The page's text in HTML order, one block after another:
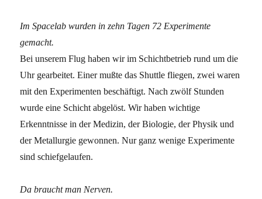
Im Spacelab wurden in zehn Tagen 72 Experimente
gemacht.
Bei unserem Flug haben wir im Schichtbetrieb rund um die
Uhr gearbeitet. Einer mußte das Shuttle fliegen, zwei waren
mit den Experimenten beschäftigt. Nach zwölf Stunden
wurde eine Schicht abgelöst. Wir haben wichtige
Erkenntnisse in der Medizin, der Biologie, der Physik und
der Metallurgie gewonnen. Nur ganz wenige Experimente
sind schiefgelaufen.
Da braucht man Nerven.